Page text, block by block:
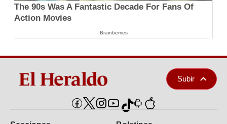
The 90s Was A Fantastic Decade For Fans Of
Action Movies
Brainberries
Subir